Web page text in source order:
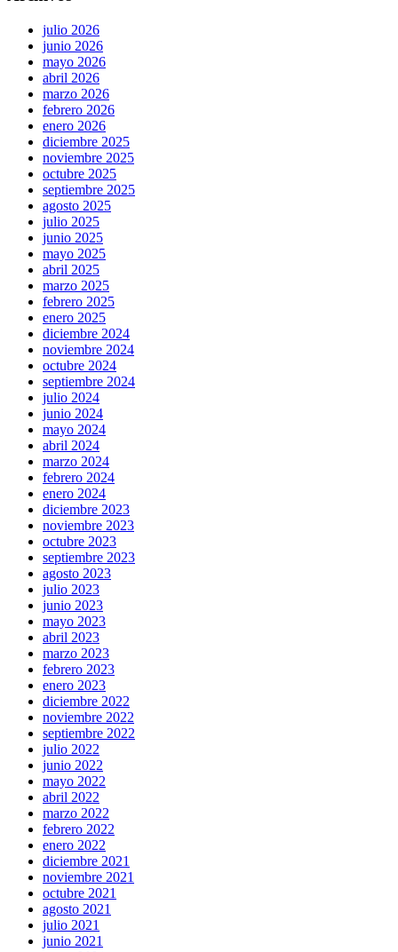
julio 2026
junio 2026
mayo 2026
abril 2026
marzo 2026
febrero 2026
enero 2026
diciembre 2025
noviembre 2025
octubre 2025
septiembre 2025
agosto 2025
julio 2025
junio 2025
mayo 2025
abril 2025
marzo 2025
febrero 2025
enero 2025
diciembre 2024
noviembre 2024
octubre 2024
septiembre 2024
julio 2024
junio 2024
mayo 2024
abril 2024
marzo 2024
febrero 2024
enero 2024
diciembre 2023
noviembre 2023
octubre 2023
septiembre 2023
agosto 2023
julio 2023
junio 2023
mayo 2023
abril 2023
marzo 2023
febrero 2023
enero 2023
diciembre 2022
noviembre 2022
septiembre 2022
julio 2022
junio 2022
mayo 2022
abril 2022
marzo 2022
febrero 2022
enero 2022
diciembre 2021
noviembre 2021
octubre 2021
agosto 2021
julio 2021
junio 2021